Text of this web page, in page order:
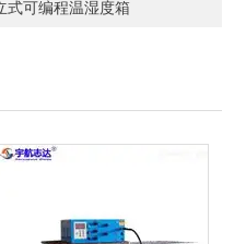
式可编程温湿度箱